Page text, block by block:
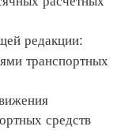
редакции:
транспортных
средств